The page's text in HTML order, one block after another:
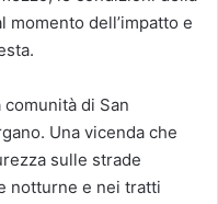
momento dell’impatto e
di San
Una vicenda che
sulle strade
notturne e nei tratti